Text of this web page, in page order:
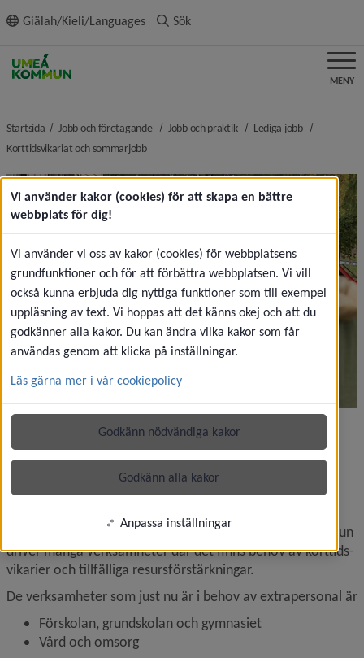
innehållet
Giälah/Kieli/Languages Sök
MENY
Startsida Jobb och företagande nivå i brödsmulenavigeringen
Jobb och praktik nivå i
Lediga jobb nivå i
Korttidsvikariat och sommarjobbnivå i brödsmulenavigeringen
Korttidsvikariat och
sommarjobb
Är du intresserad av att söka ett extrajobb? Umeå kommun
driver många verksamheter där det finns behov av korttids­
vikarier och tillfälliga resursförstärkningar.
De verksamheter som just nu är i behov av extrapersonal är
Förskolan, grundskolan och gymnasiet
Vård och omsorg
Vi använder kakor (cookies) för att skapa en bättre
webbplats för dig!
Vi använder vi oss av kakor (cookies) för webbplatsens
grundfunktioner och för att förbättra webbplatsen. Vi vill
också kunna erbjuda dig nyttiga funktioner som till exempel
uppläsning av text. Vi hoppas att det känns okej och att du
godkänner alla kakor. Du kan ändra vilka kakor som får
användas genom att klicka på inställningar.
Läs gärna mer i vår cookiepolicy
Godkänn nödvändiga kakor
Godkänn alla kakor
Anpassa inställningar